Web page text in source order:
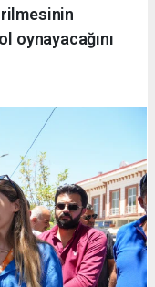
oynayacağını